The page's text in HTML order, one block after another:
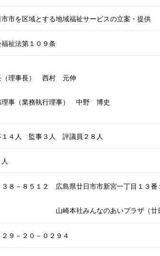
市市を区域とする地域福祉サービスの立案・提供
福祉法第１０９条
（理事長） 西村 元伸
理事（業務執行理事） 中野 博史
１４人 監事３人 評議員２８人
人
３８－８５１２ 広島県廿日市市新宮一丁目１３番
本社みんなのあいプラザ（廿日市市
２９－２０－０２９４